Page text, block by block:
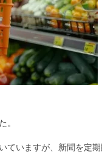
。
ていますが、新聞を定